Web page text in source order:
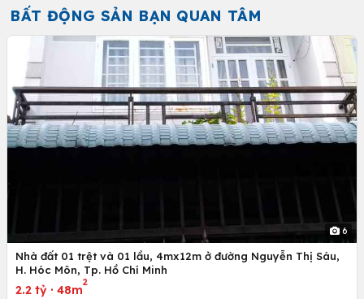
BẤT ĐỘNG SẢN BẠN QUAN TÂM
6
Nhà đất 01 trệt và 01 lầu, 4mx12m ở đường Nguyễn Thị Sáu,
H. Hóc Môn, Tp. Hồ Chí Minh
2.2 tỷ · 48m
2